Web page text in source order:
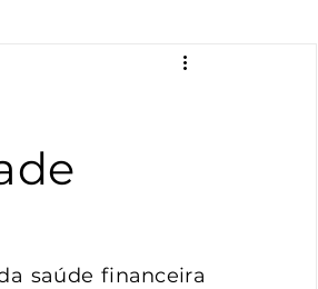
saúde financeira